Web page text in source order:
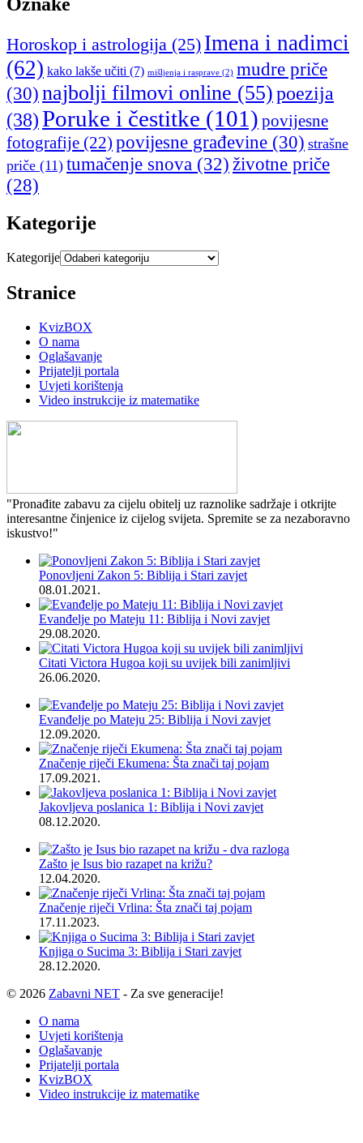
Horoskop i astrologija (25) Imena i nadimci
(62) kako lakše učiti (7) mišljenja i rasprave (2) mudre priče
(30) najbolji filmovi online (55)poezija
(38)Poruke i čestitke (101) povijesne
fotografije (22) povijesne građevine (30) strašne
priče (11) tumačenje snova (32) životne priče
(28)
Kategorije
Kategorije
Stranice
KvizBOX
O nama
Oglašavanje
Prijatelji portala
Uvjeti korištenja
Video instrukcije iz matematike
"Pronađite zabavu za cijelu obitelj uz raznolike sadržaje i otkrijte
interesantne činjenice iz cijelog svijeta. Spremite se za nezaboravno
iskustvo!"
Ponovljeni Zakon 5: Biblija i Stari zavjet
08.01.2021.
Evanđelje po Mateju 11: Biblija i Novi zavjet
29.08.2020.
Citati Victora Hugoa koji su uvijek bili zanimljivi
26.06.2020.
Evanđelje po Mateju 25: Biblija i Novi zavjet
12.09.2020.
Značenje riječi Ekumena: Šta znači taj pojam
17.09.2021.
Jakovljeva poslanica 1: Biblija i Novi zavjet
08.12.2020.
Zašto je Isus bio razapet na križu?
12.04.2020.
Značenje riječi Vrlina: Šta znači taj pojam
17.11.2023.
Knjiga o Sucima 3: Biblija i Stari zavjet
28.12.2020.
© 2026 Zabavni NET - Za sve generacije!
O nama
Uvjeti korištenja
Oglašavanje
Prijatelji portala
KvizBOX
Video instrukcije iz matematike